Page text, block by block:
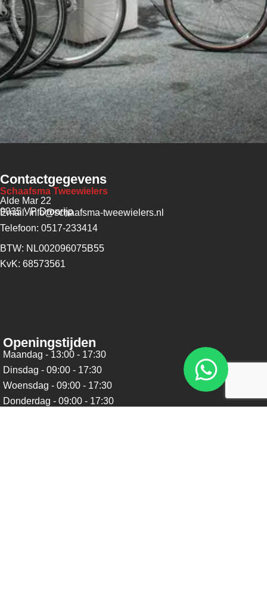
Contactgegevens
Schaafsma Tweewielers
Alde Mar 22
9035 VP Dronrijp
Email: info@schaafsma-tweewielers.nl
Telefoon: 0517-233414
BTW: NL002096075B55
KvK: 68573561
Openingstijden
Maandag - 13:00 - 17:30
Dinsdag - 09:00 - 17:30
Woensdag - 09:00 - 17:30
Donderdag - 09:00 - 17:30